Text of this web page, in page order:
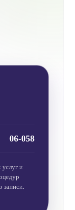
06-058
и
записи.